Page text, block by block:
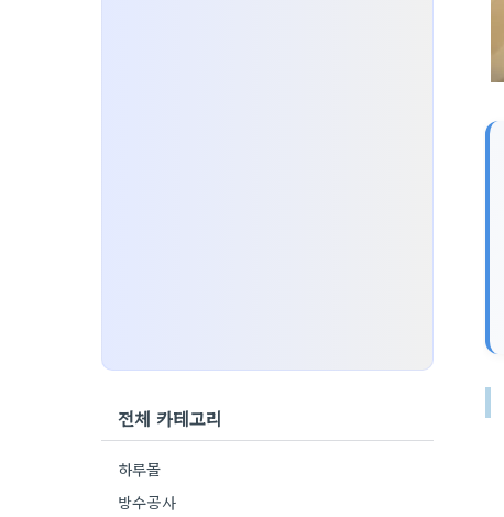
전체 카테고리
하루몰
방수공사